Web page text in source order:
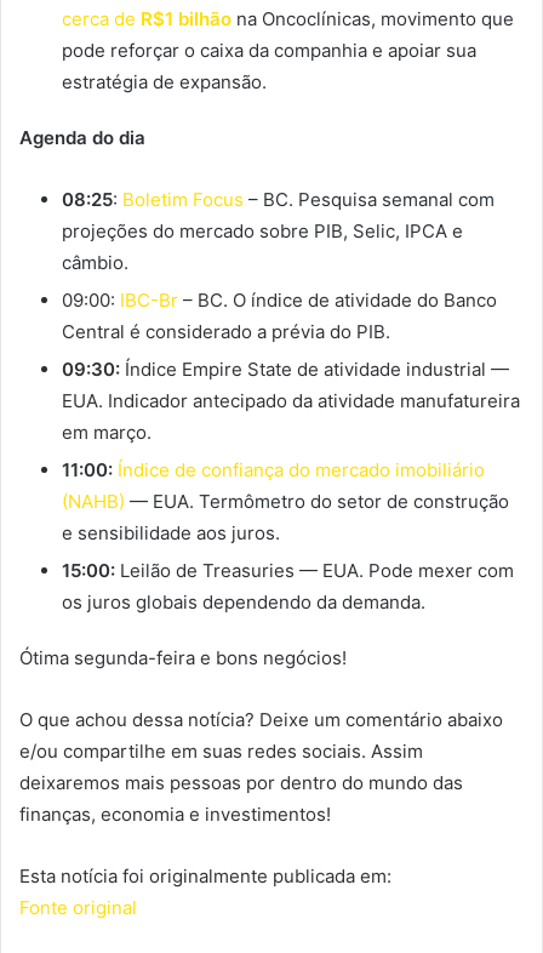
cerca de R$1 bilhão na Oncoclínicas, movimento que
pode reforçar o caixa da companhia e apoiar sua
estratégia de expansão.
Agenda do dia
08:25: Boletim Focus – BC. Pesquisa semanal com
projeções do mercado sobre PIB, Selic, IPCA e
câmbio.
09:00: IBC-Br – BC. O índice de atividade do Banco
Central é considerado a prévia do PIB.
09:30: Índice Empire State de atividade industrial —
EUA. Indicador antecipado da atividade manufatureira
em março.
11:00: Índice de confiança do mercado imobiliário
(NAHB) — EUA. Termômetro do setor de construção
e sensibilidade aos juros.
15:00: Leilão de Treasuries — EUA. Pode mexer com
os juros globais dependendo da demanda.
Ótima segunda-feira e bons negócios!
O que achou dessa notícia? Deixe um comentário abaixo
e/ou compartilhe em suas redes sociais. Assim
deixaremos mais pessoas por dentro do mundo das
finanças, economia e investimentos!
Esta notícia foi originalmente publicada em:
Fonte original